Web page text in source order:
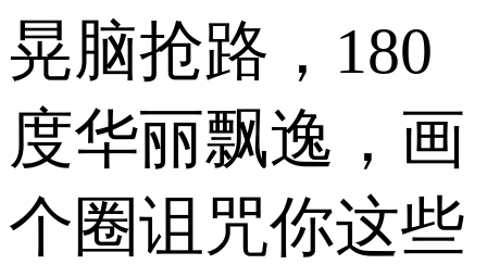
晃脑抢路，180
度华丽飘逸，画
个圈诅咒你这些